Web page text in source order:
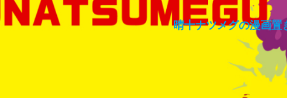
晴十ナツメグの漫画置